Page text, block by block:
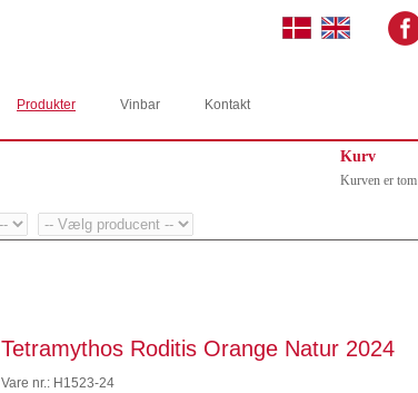
Produkter Vinbar Kontakt
Kurv
Kurven er tom
Tetramythos Roditis Orange Natur 2024
Vare nr.: H1523-24